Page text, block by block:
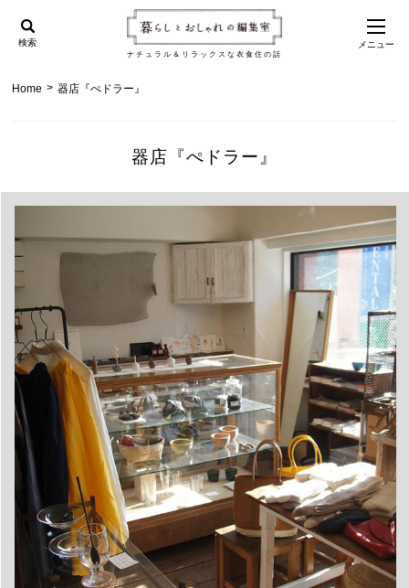
ナチュラル＆リラックスな衣食住の話
検索 メニュー
Home > 器店『ぺドラー』
器店『ぺドラー』